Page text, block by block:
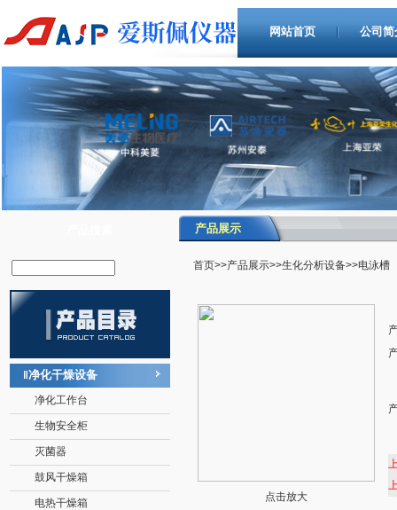
网站首页 公司简
净化干燥设备
净化工作台
生物安全柜
灭菌器
鼓风干燥箱
电热干燥箱
产品展示
首页>>产品展示>>生化分析设备>>电泳槽
点击放大